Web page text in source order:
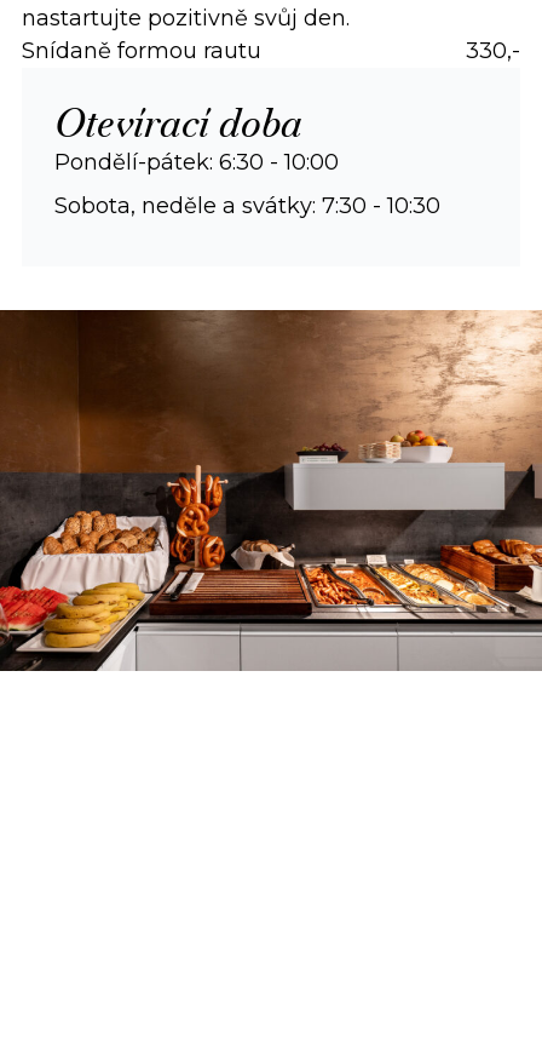
nastartujte pozitivně svůj den.
Snídaně formou rautu
330,-
Otevírací doba
Pondělí-pátek: 6:30 - 10:00
Sobota, neděle a svátky: 7:30 - 10:30